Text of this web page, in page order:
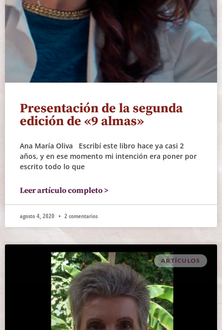
Presentación de la segunda
edición de «9 almas»
Ana María Oliva Escribí este libro hace ya casi 2
años, y en ese momento mi intención era poner por
escrito todo lo que
Leer artículo completo >
agosto 4, 2020 2 comentarios
ARTÍCULOS